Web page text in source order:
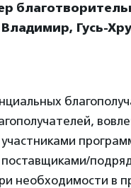
Гусь-
необходимости в